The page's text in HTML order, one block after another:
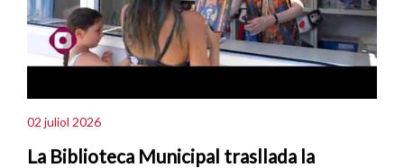
02 juliol 2026
La Biblioteca Municipal trasllada la